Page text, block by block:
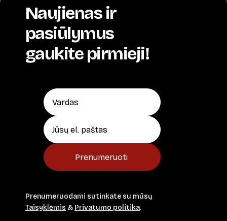
Naujienas ir
pasiūlymus
gaukite pirmieji!
Prenumeruoti
Prenumeruodami sutinkate su mūsų
Taisyklėmis & Privatumo politika.